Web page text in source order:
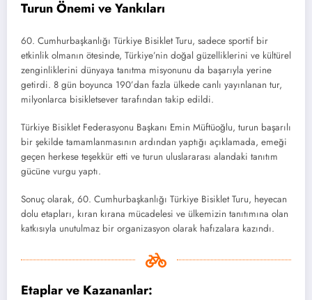
Turun Önemi ve Yankıları
60. Cumhurbaşkanlığı Türkiye Bisiklet Turu, sadece sportif bir
etkinlik olmanın ötesinde, Türkiye’nin doğal güzelliklerini ve kültürel
zenginliklerini dünyaya tanıtma misyonunu da başarıyla yerine
getirdi. 8 gün boyunca 190’dan fazla ülkede canlı yayınlanan tur,
milyonlarca bisikletsever tarafından takip edildi.
Türkiye Bisiklet Federasyonu Başkanı Emin Müftüoğlu, turun başarılı
bir şekilde tamamlanmasının ardından yaptığı açıklamada, emeği
geçen herkese teşekkür etti ve turun uluslararası alandaki tanıtım
gücüne vurgu yaptı.
Sonuç olarak, 60. Cumhurbaşkanlığı Türkiye Bisiklet Turu, heyecan
dolu etapları, kıran kırana mücadelesi ve ülkemizin tanıtımına olan
katkısıyla unutulmaz bir organizasyon olarak hafızalara kazındı.
Etaplar ve Kazananlar: